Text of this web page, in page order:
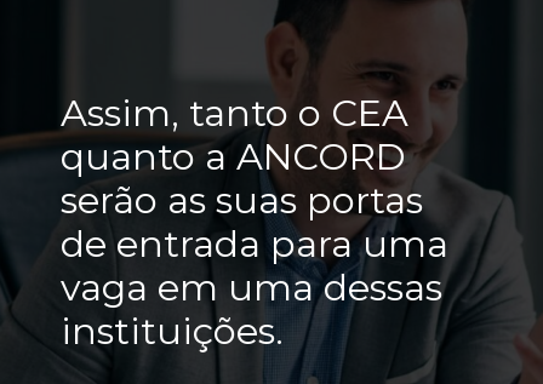
Assim, tanto o CEA
quanto a ANCORD
serão as suas portas
de entrada para uma
vaga em uma dessas
instituições.